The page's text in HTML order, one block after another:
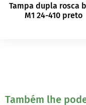
Tampa dupla rosca
M1 24-410 preto
Também lhe